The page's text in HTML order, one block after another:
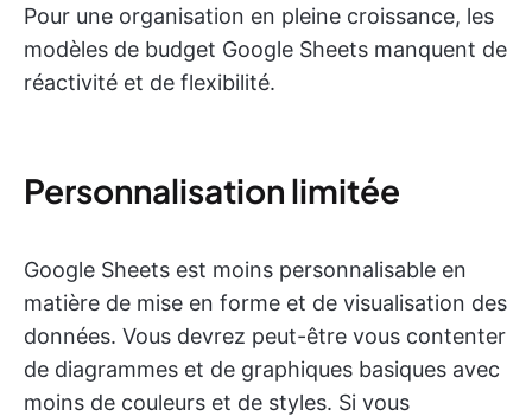
Pour une organisation en pleine croissance, les
modèles de budget Google Sheets manquent de
réactivité et de flexibilité.
Personnalisation limitée
Google Sheets est moins personnalisable en
matière de mise en forme et de visualisation des
données. Vous devrez peut-être vous contenter
de diagrammes et de graphiques basiques avec
moins de couleurs et de styles. Si vous